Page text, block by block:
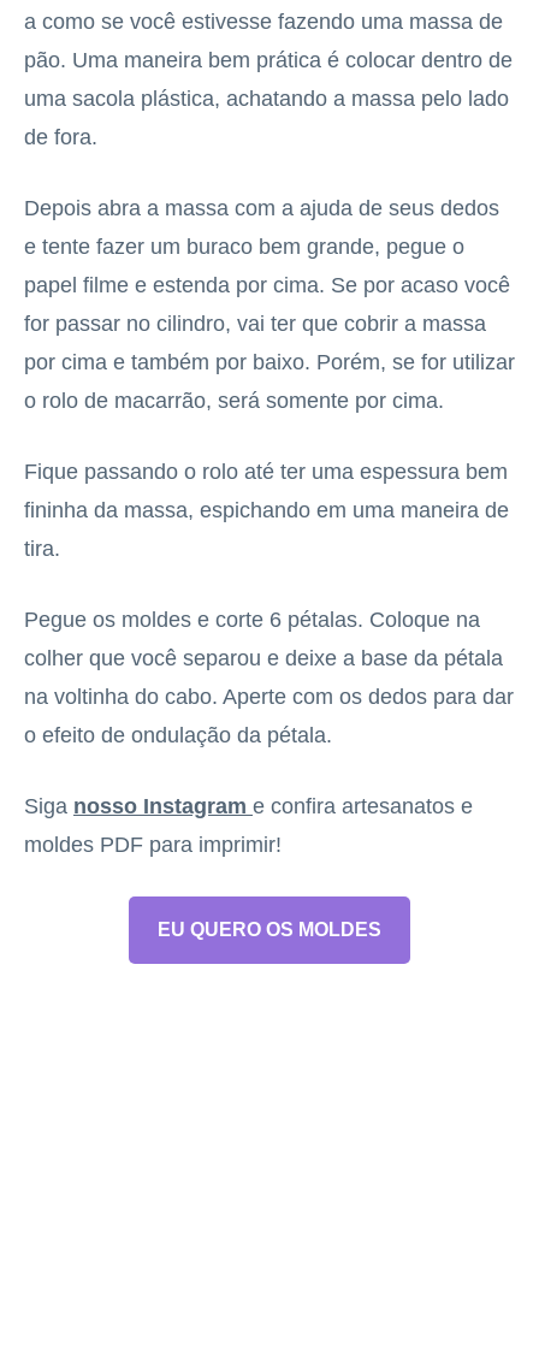
a como se você estivesse fazendo uma massa de
pão. Uma maneira bem prática é colocar dentro de
uma sacola plástica, achatando a massa pelo lado
de fora.
Depois abra a massa com a ajuda de seus dedos
e tente fazer um buraco bem grande, pegue o
papel filme e estenda por cima. Se por acaso você
for passar no cilindro, vai ter que cobrir a massa
por cima e também por baixo. Porém, se for utilizar
o rolo de macarrão, será somente por cima.
Fique passando o rolo até ter uma espessura bem
fininha da massa, espichando em uma maneira de
tira.
Pegue os moldes e corte 6 pétalas. Coloque na
colher que você separou e deixe a base da pétala
na voltinha do cabo. Aperte com os dedos para dar
o efeito de ondulação da pétala.
Siga nosso Instagram e confira artesanatos e
moldes PDF para imprimir!
EU QUERO OS MOLDES